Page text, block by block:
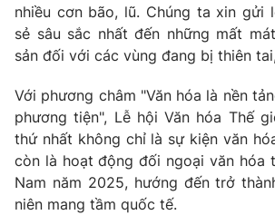
nhiều cơn bão, lũ. Chúng ta xin gửi
sẻ sâu sắc nhất đến những mất
sản đối với các vùng đang bị thiên
Với phương châm "Văn hóa là nền
phương tiện", Lễ hội Văn hóa Thế
thứ nhất không chỉ là sự kiện văn
còn là hoạt động đối ngoại văn hóa
Nam năm 2025, hướng đến trở
niên mang tầm quốc tế.